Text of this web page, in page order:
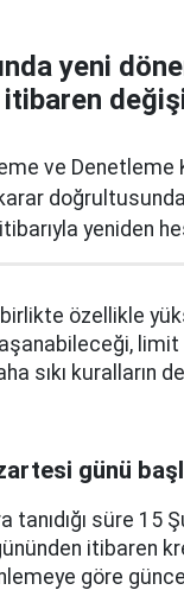
yeni
itibaren
ve Denetleme
yeniden
özellikle
limit
sıkı kuralların
günü
tanıdığı süre 15
itibaren
göre